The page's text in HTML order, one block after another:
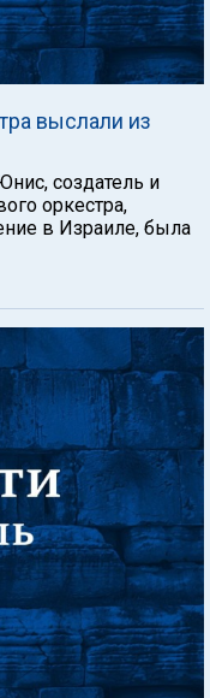
выслали из
создатель и
оркестра,
в Израиле, была